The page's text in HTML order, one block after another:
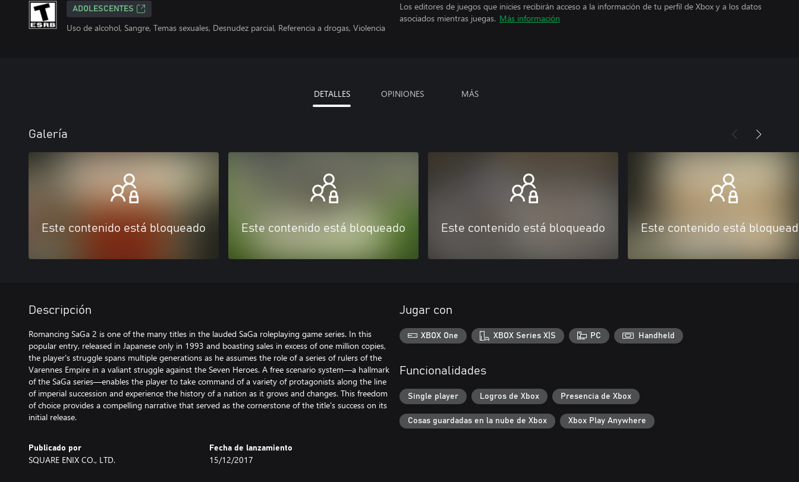
ADOLESCENTES
Uso de alcohol, Sangre, Temas sexuales, Desnudez parcial, Referencia a drogas, Violencia
Los editores de juegos que inicies recibirán acceso a la información de tu perfil de Xbox y a los datos
asociados mientras juegas. Más información
DETALLES OPINIONES MÁS
Galería
Este contenido está bloqueado Este contenido está bloqueado Este contenido está bloqueado Este contenido está
Descripción
Romancing SaGa 2 is one of the many titles in the lauded SaGa roleplaying game series. In this
popular entry, released in Japanese only in 1993 and boasting sales in excess of one million copies,
the player's struggle spans multiple generations as he assumes the role of a series of rulers of the
Varennes Empire in a valiant struggle against the Seven Heroes. A free scenario system—a hallmark
of the SaGa series—enables the player to take command of a variety of protagonists along the line
of imperial succession and experience the history of a nation as it grows and changes. This freedom
of choice provides a compelling narrative that served as the cornerstone of the title's success on its
initial release.
Publicado por
SQUARE ENIX CO., LTD.
Fecha de lanzamiento
15/12/2017
Jugar con
XBOX One XBOX Series X|S PC Handheld
Funcionalidades
Single player Logros de Xbox Presencia de Xbox
Cosas guardadas en la nube de Xbox Xbox Play Anywhere